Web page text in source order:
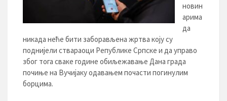
новин
арима
да
никада неће бити заборављена жртва коју су
поднијели ствараоци Републике Српске и да управо
због тога сваке године обиљежавање Дана града
почиње на Вучијаку одавањем почасти погинулим
борцима.